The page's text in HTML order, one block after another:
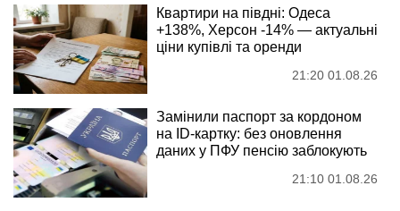
Квартири на півдні: Одеса
+138%, Херсон -14% — актуальні
ціни купівлі та оренди
21:20 01.08.26
Замінили паспорт за кордоном
на ID-картку: без оновлення
даних у ПФУ пенсію заблокують
21:10 01.08.26